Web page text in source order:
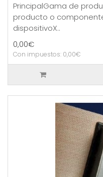
PrincipalGama de
producto o
dispositivoX..
0,00€
Con impuestos: 0,00€